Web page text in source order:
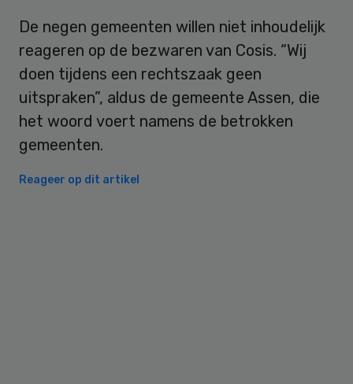
De negen gemeenten willen niet inhoudelijk
reageren op de bezwaren van Cosis. “Wij
doen tijdens een rechtszaak geen
uitspraken”, aldus de gemeente Assen, die
het woord voert namens de betrokken
gemeenten.
Reageer op dit artikel